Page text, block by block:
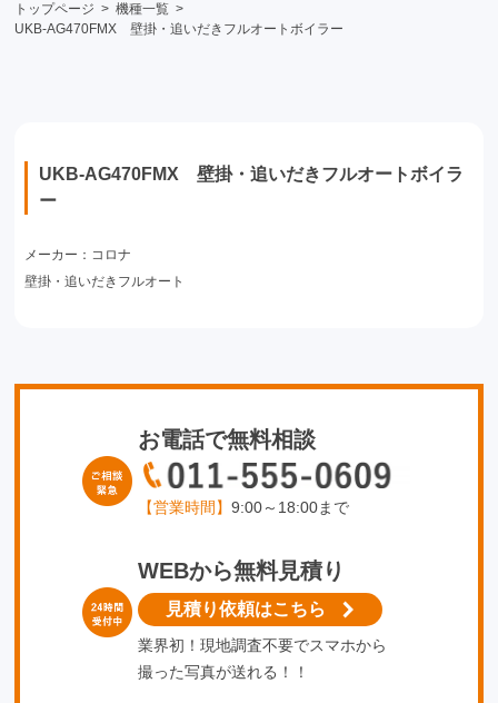
トップページ > 機種一覧 >
UKB-AG470FMX 壁掛・追いだきフルオートボイラー
UKB-AG470FMX 壁掛・追いだきフルオートボイラ
ー
メーカー：コロナ
壁掛・追いだきフルオート
お電話で無料相談
【営業時間】 9:00～18:00まで
WEBから無料見積り
見積り依頼はこちら
業界初！現地調査不要でスマホから
撮った写真が送れる！！